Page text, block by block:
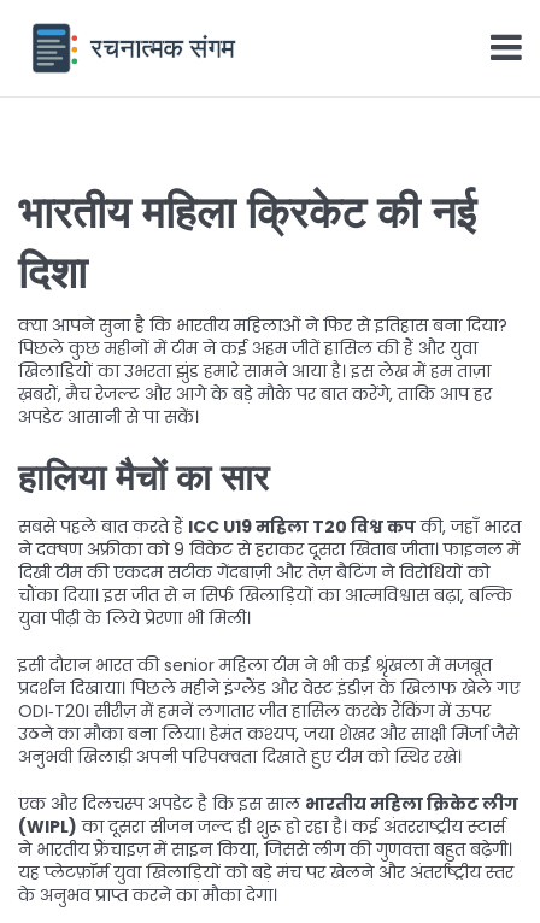
भारतीय महिला क्रिकेट की नई
दिशा
क्या आपने सुना है कि भारतीय महिलाओं ने फिर से इतिहास बना दिया?
पिछले कुछ महीनों में टीम ने कई अहम जीतें हासिल की हैं और युवा
खिलाड़ियों का उभरता झुंड हमारे सामने आया है। इस लेख में हम ताज़ा
ख़बरों, मैच रेजल्ट और आगे के बड़े मौके पर बात करेंगे, ताकि आप हर
अपडेट आसानी से पा सकें।
हालिया मैचों का सार
सबसे पहले बात करते हैं ICC U19 महिला T20 विश्व कपकी, जहाँ भारत
ने दक्‍षण अफ्रीका को 9 विकेट से हराकर दूसरा खिताब जीता। फाइनल में
दिखी टीम की एकदम सटीक गेंदबाज़ी और तेज़ बैटिंग ने विरोधियों को
चौंका दिया। इस जीत से न सिर्फ खिलाड़ियों का आत्मविश्वास बढ़ा, बल्कि
युवा पीढ़ी के लिये प्रेरणा भी मिली।
इसी दौरान भारत की senior महिला टीम ने भी कई श्रृंखला में मजबूत
प्रदर्शन दिखाया। पिछले महीने इंग्लैंड और वेस्ट इंडीज़ के खिलाफ खेले गए
ODI‑T20I सीरीज़ में हमनें लगातार जीत हासिल करके रैंकिंग में ऊपर
उठने का मौका बना लिया। हेमंत कश्यप, जया शेखर और साक्षी मिर्जा जैसे
अनुभवी खिलाड़ी अपनी परिपक्वता दिखाते हुए टीम को स्थिर रखे।
एक और दिलचस्प अपडेट है कि इस साल भारतीय महिला क्रिकेट लीग
(WIPL) का दूसरा सीजन जल्द ही शुरू हो रहा है। कई अंतरराष्ट्रीय स्टार्स
ने भारतीय फ्रैंचाइज़ में साइन किया, जिससे लीग की गुणवत्ता बहुत बढ़ेगी।
यह प्लेटफ़ॉर्म युवा खिलाड़ियों को बड़े मंच पर खेलने और अंतर्राष्ट्रीय स्तर
के अनुभव प्राप्त करने का मौका देगा।